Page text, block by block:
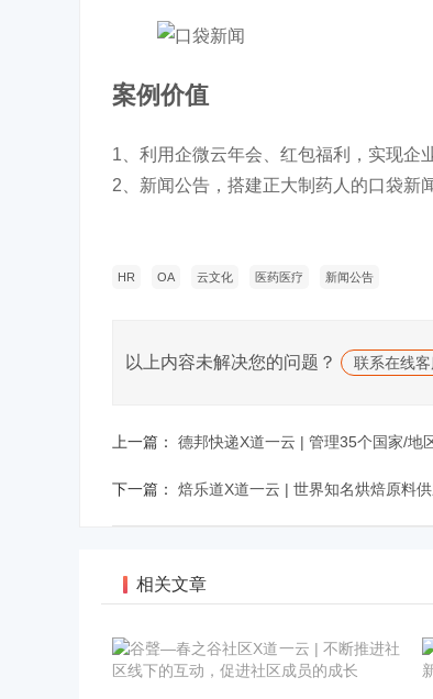
案例价值
1、利用企微云年会、红包福利，实现企
2、新闻公告，搭建正大制药人的口袋新
HR OA 云文化 医药医疗 新闻公告
以上内容未解决您的问题？ 联系在线客
上一篇： 德邦快递X道一云 | 管理35个国家/地
下一篇： 焙乐道X道一云 | 世界知名烘焙原料
相关文章